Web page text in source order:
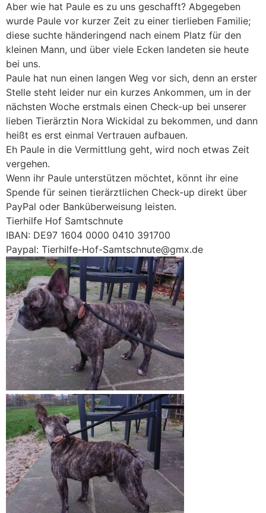
Aber wie hat Paule es zu uns geschafft? Abgegeben
wurde Paule vor kurzer Zeit zu einer tierlieben Familie;
diese suchte händeringend nach einem Platz für den
kleinen Mann, und über viele Ecken landeten sie heute
bei uns.
Paule hat nun einen langen Weg vor sich, denn an erster
Stelle steht leider nur ein kurzes Ankommen, um in der
nächsten Woche erstmals einen Check-up bei unserer
lieben Tierärztin Nora Wickidal zu bekommen, und dann
heißt es erst einmal Vertrauen aufbauen.
Eh Paule in die Vermittlung geht, wird noch etwas Zeit
vergehen.
Wenn ihr Paule unterstützen möchtet, könnt ihr eine
Spende für seinen tierärztlichen Check-up direkt über
PayPal oder Banküberweisung leisten.
Tierhilfe Hof Samtschnute
IBAN: DE97 1604 0000 0410 391700
Paypal: Tierhilfe-Hof-Samtschnute@gmx.de